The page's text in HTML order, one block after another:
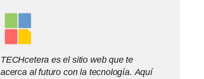
TECHcetera es el sitio web que te
acerca al futuro con la tecnología. Aquí